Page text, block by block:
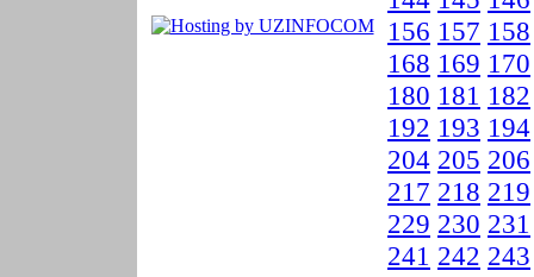
156 157 158
168 169 170
180 181 182
192 193 194
204 205 206
217 218 219
229 230 231
241 242 243